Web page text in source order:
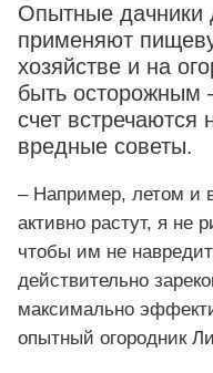
Опытные дачники
применяют
хозяйстве и на
быть осторожным
счет встречаются
вредные советы.
– Например, летом и
активно растут, я не
чтобы им не
действительно
максимально
опытный огородник